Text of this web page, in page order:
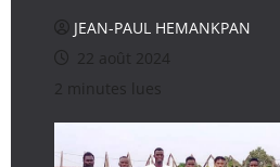
JEAN-PAUL HEMANKPAN
22 août 2024
2 minutes lues